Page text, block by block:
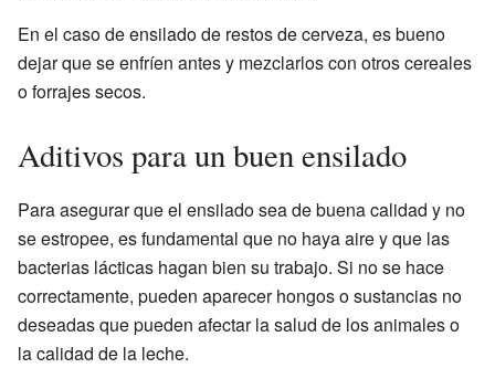
En el caso de ensilado de restos de cerveza, es bueno
dejar que se enfríen antes y mezclarlos con otros cereales
o forrajes secos.
Aditivos para un buen ensilado
Para asegurar que el ensilado sea de buena calidad y no
se estropee, es fundamental que no haya aire y que las
bacterias lácticas hagan bien su trabajo. Si no se hace
correctamente, pueden aparecer hongos o sustancias no
deseadas que pueden afectar la salud de los animales o
la calidad de la leche.